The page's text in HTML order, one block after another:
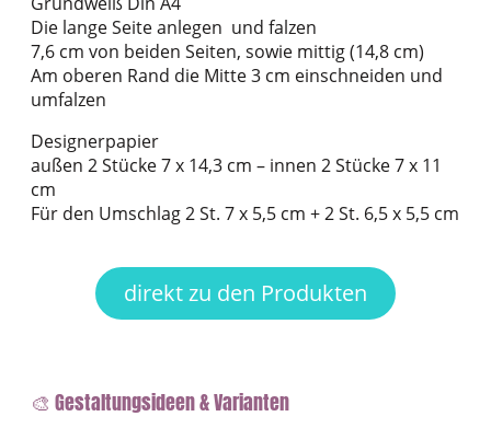
Die lange Seite anlegen und falzen
7,6 cm von beiden Seiten, sowie mittig (14,8 cm)
Am oberen Rand die Mitte 3 cm einschneiden und
umfalzen
Designerpapier
außen 2 Stücke 7 x 14,3 cm – innen 2 Stücke 7 x 11
cm
Für den Umschlag 2 St. 7 x 5,5 cm + 2 St. 6,5 x 5,5 cm
direkt zu den Produkten
🎨 Gestaltungsideen & Varianten